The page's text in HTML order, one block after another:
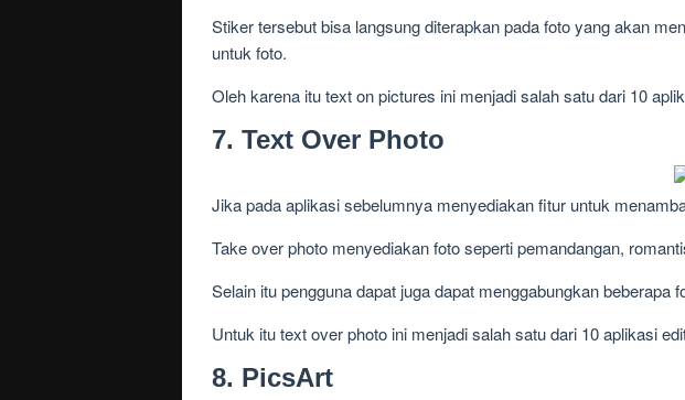
Stiker tersebut bisa langsung diterapkan pada foto yang akan
untuk foto.
Oleh karena itu text on pictures ini menjadi salah satu dari 10
7. Text Over Photo
Jika pada aplikasi sebelumnya menyediakan fitur untuk
Take over photo menyediakan foto seperti pemandangan,
Selain itu pengguna dapat juga dapat menggabungkan
Untuk itu text over photo ini menjadi salah satu dari 10 aplikasi
8. PicsArt